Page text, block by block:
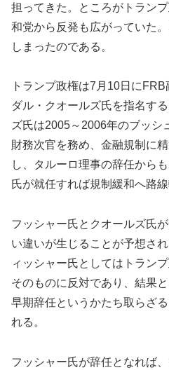
担ってきた。ところがトラン
和党から反発も広がっていた
しまったのである。
トランプ政権は7月10日に
ダル・クオールズ氏を指名す
ズ氏は2005～2006年のブッシ
財務次官を務め、金融規制に
し、タルーロ理事の辞任から
氏が就任すれば規制緩和へ路
フッシャー氏とクオールズ氏
い違いが生じることが予想さ
ィッシャー氏としてはトラン
そのものに反対であり、結果
早期辞任というかたち取らざ
れる。
フッシャー氏が辞任となれば